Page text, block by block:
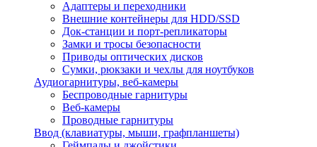
Адаптеры и переходники
Внешние контейнеры для HDD/SSD
Док-станции и порт-репликаторы
Замки и тросы безопасности
Приводы оптических дисков
Сумки, рюкзаки и чехлы для ноутбуков
Аудиогарнитуры, веб-камеры
Беспроводные гарнитуры
Веб-камеры
Проводные гарнитуры
Ввод (клавиатуры, мыши, графпланшеты)